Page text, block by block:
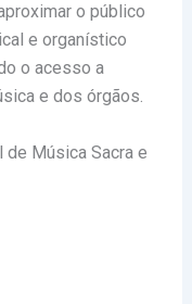
o público
e organístico
o acesso a
e dos órgãos.
Música Sacra e